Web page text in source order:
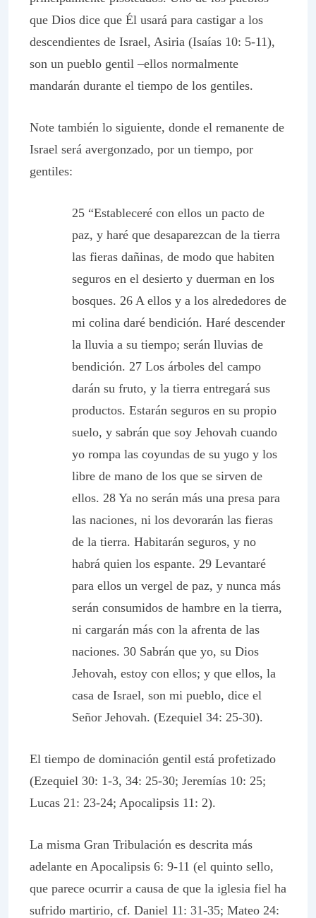
que Dios dice que Él usará para castigar a los
descendientes de Israel, Asiria (Isaías 10: 5-11),
son un pueblo gentil –ellos normalmente
mandarán durante el tiempo de los gentiles.
Note también lo siguiente, donde el remanente de
Israel será avergonzado, por un tiempo, por
gentiles:
25 “Estableceré con ellos un pacto de
paz, y haré que desaparezcan de la tierra
las fieras dañinas, de modo que habiten
seguros en el desierto y duerman en los
bosques. 26 A ellos y a los alrededores de
mi colina daré bendición. Haré descender
la lluvia a su tiempo; serán lluvias de
bendición. 27 Los árboles del campo
darán su fruto, y la tierra entregará sus
productos. Estarán seguros en su propio
suelo, y sabrán que soy Jehovah cuando
yo rompa las coyundas de su yugo y los
libre de mano de los que se sirven de
ellos. 28 Ya no serán más una presa para
las naciones, ni los devorarán las fieras
de la tierra. Habitarán seguros, y no
habrá quien los espante. 29 Levantaré
para ellos un vergel de paz, y nunca más
serán consumidos de hambre en la tierra,
ni cargarán más con la afrenta de las
naciones. 30 Sabrán que yo, su Dios
Jehovah, estoy con ellos; y que ellos, la
casa de Israel, son mi pueblo, dice el
Señor Jehovah. (Ezequiel 34: 25-30).
El tiempo de dominación gentil está profetizado
(Ezequiel 30: 1-3, 34: 25-30; Jeremías 10: 25;
Lucas 21: 23-24; Apocalipsis 11: 2).
La misma Gran Tribulación es descrita más
adelante en Apocalipsis 6: 9-11 (el quinto sello,
que parece ocurrir a causa de que la iglesia fiel ha
sufrido martirio, cf. Daniel 11: 31-35; Mateo 24: